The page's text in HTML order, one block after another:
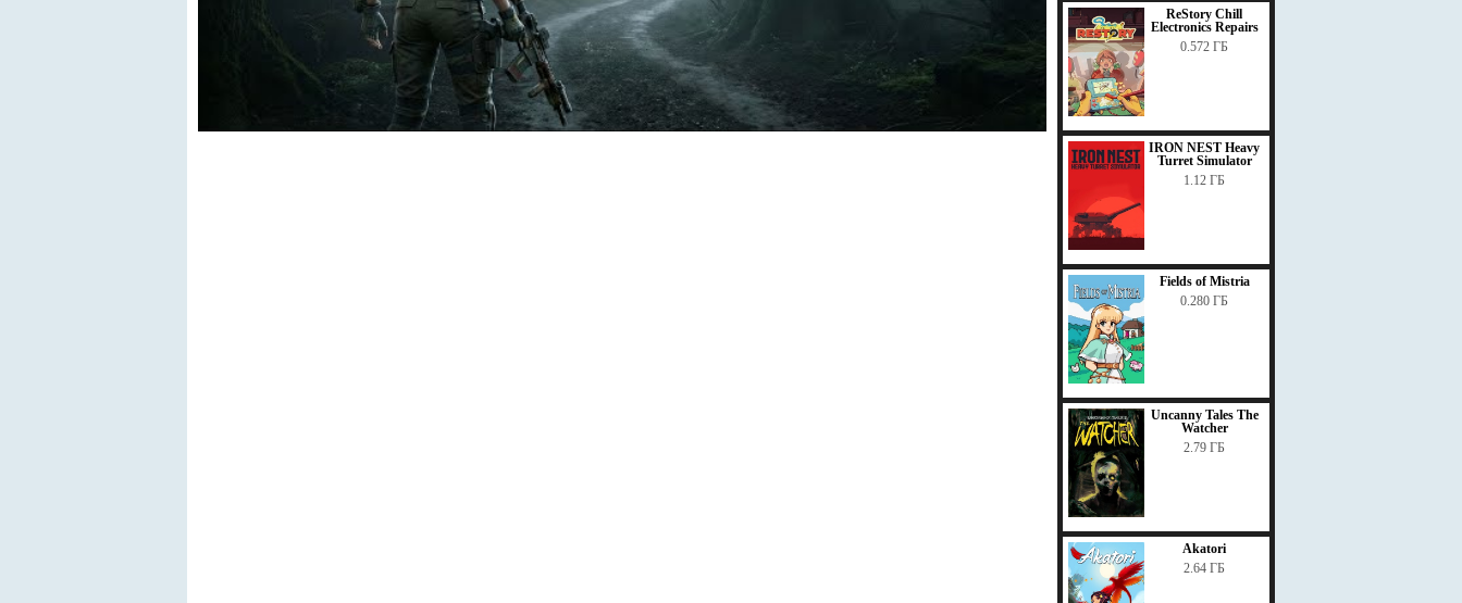
ReStory Chill
Electronics Repairs
0.572 ГБ
IRON NEST Heavy
Turret Simulator
1.12 ГБ
Fields of Mistria
0.280 ГБ
Uncanny Tales The
Watcher
2.79 ГБ
Akatori
2.64 ГБ